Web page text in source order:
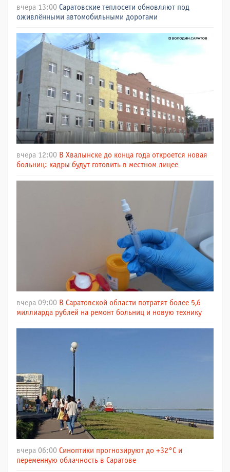
вчера 13:00 Саратовские теплосети обновляют под
оживлёнными автомобильными дорогами
вчера 12:00 В Хвалынске до конца года откроется новая
больниц: кадры будут готовить в местном лицее
вчера 09:00 В Саратовской области потратят более 5,6
миллиарда рублей на ремонт больниц и новую технику
вчера 06:00 Синоптики прогнозируют до +32°C и
переменную облачность в Саратове